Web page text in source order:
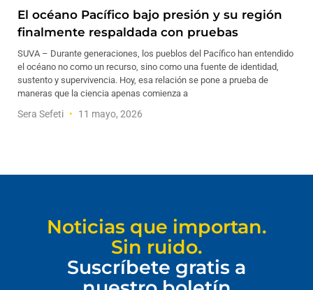
El océano Pacífico bajo presión y su región
finalmente respaldada con pruebas
SUVA – Durante generaciones, los pueblos del Pacífico han entendido
el océano no como un recurso, sino como una fuente de identidad,
sustento y supervivencia. Hoy, esa relación se pone a prueba de
maneras que la ciencia apenas comienza a
Sera Sefeti 11 mayo, 2026
Noticias que importan.
Sin ruido.
Suscríbete gratis a